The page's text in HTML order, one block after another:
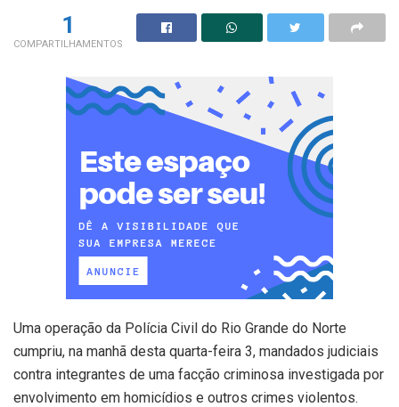
1
COMPARTILHAMENTOS
Uma operação da Polícia Civil do Rio Grande do Norte
cumpriu, na manhã desta quarta-feira 3, mandados judiciais
contra integrantes de uma facção criminosa investigada por
envolvimento em homicídios e outros crimes violentos.